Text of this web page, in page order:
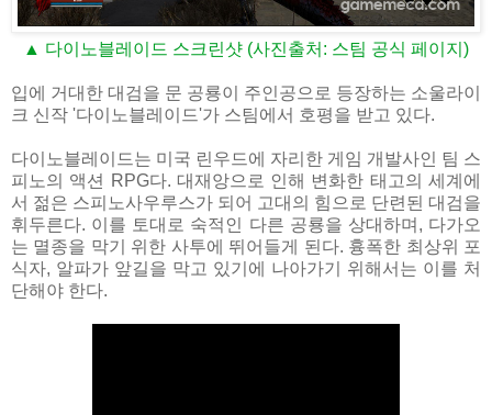
▲ 다이노블레이드 스크린샷 (사진출처: 스팀 공식 페이지)
입에 거대한 대검을 문 공룡이 주인공으로 등장하는 소울라이
크 신작 '다이노블레이드'가 스팀에서 호평을 받고 있다.
다이노블레이드는 미국 린우드에 자리한 게임 개발사인 팀 스
피노의 액션 RPG다. 대재앙으로 인해 변화한 태고의 세계에
서 젊은 스피노사우루스가 되어 고대의 힘으로 단련된 대검을
휘두른다. 이를 토대로 숙적인 다른 공룡을 상대하며, 다가오
는 멸종을 막기 위한 사투에 뛰어들게 된다. 흉폭한 최상위 포
식자, 알파가 앞길을 막고 있기에 나아가기 위해서는 이를 처
단해야 한다.